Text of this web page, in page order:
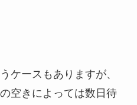
ケースもありますが、
空きによっては数日待